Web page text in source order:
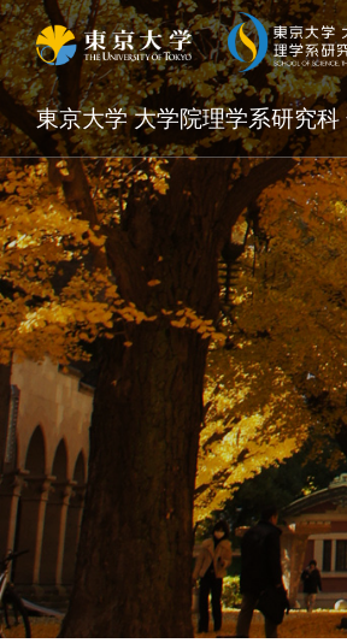
東京大学 大学院理学系研究